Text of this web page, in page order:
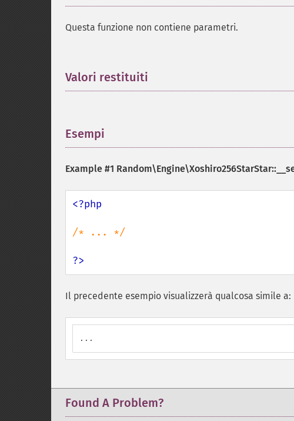
Questa funzione non contiene parametri.
Valori restituiti
Esempi
Example #1
<?php
/* ... */
?>
Il precedente esempio visualizzerà qualcosa simile a:
...
Found A Problem?